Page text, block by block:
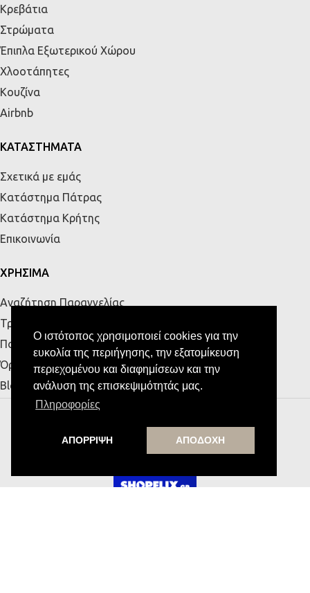
Ο ιστότοπος χρησιμοποιεί cookies για την
ευκολία της περιήγησης, την εξατομίκευση
περιεχομένου και διαφημίσεων και την
ανάλυση της επισκεψιμότητάς μας.
Πληροφορίες
ΑΠΟΡΡΙΨΗ ΑΠΟΔΟΧΗ
Κρεβάτια
Στρώματα
Έπιπλα Εξωτερικού Χώρου
Χλοοτάπητες
Κουζίνα
Airbnb
ΚΑΤΑΣΤΗΜΑΤΑ
Σχετικά με εμάς
Κατάστημα Πάτρας
Κατάστημα Κρήτης
Επικοινωνία
ΧΡΗΣΙΜΑ
Αναζήτηση Παραγγελίας
Τρόποι Αποστολής & Πληρωμής
Πολιτική Απορρήτου
Όροι Χρήσης
Blog
MESSE HOME